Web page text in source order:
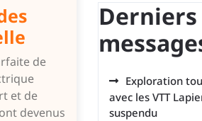
de
et de
devenus
Derniers
Exploration
avec les VTT
suspendu